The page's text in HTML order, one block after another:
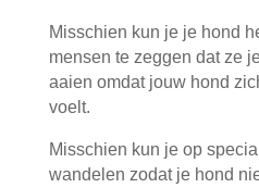
Misschien kun je je hond
mensen te zeggen dat ze
aaien omdat jouw hond
voelt.
Misschien kun je op
wandelen zodat je hond